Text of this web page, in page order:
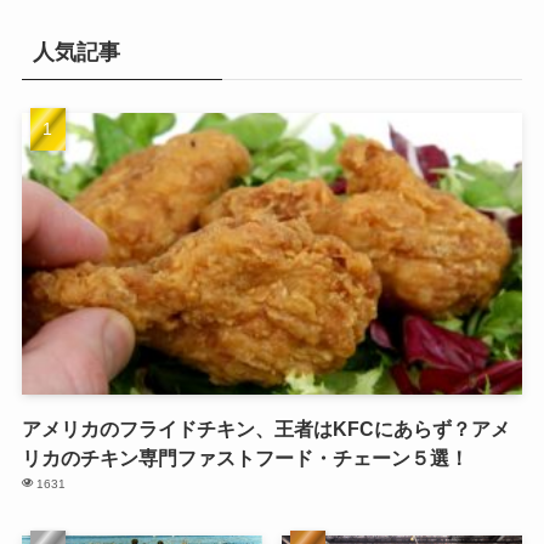
人気記事
アメリカのフライドチキン、王者はKFCにあらず？アメ
リカのチキン専門ファストフード・チェーン５選！
1631